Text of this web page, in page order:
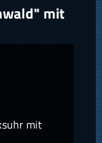
mit
mit